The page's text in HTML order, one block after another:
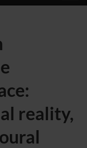
reality,